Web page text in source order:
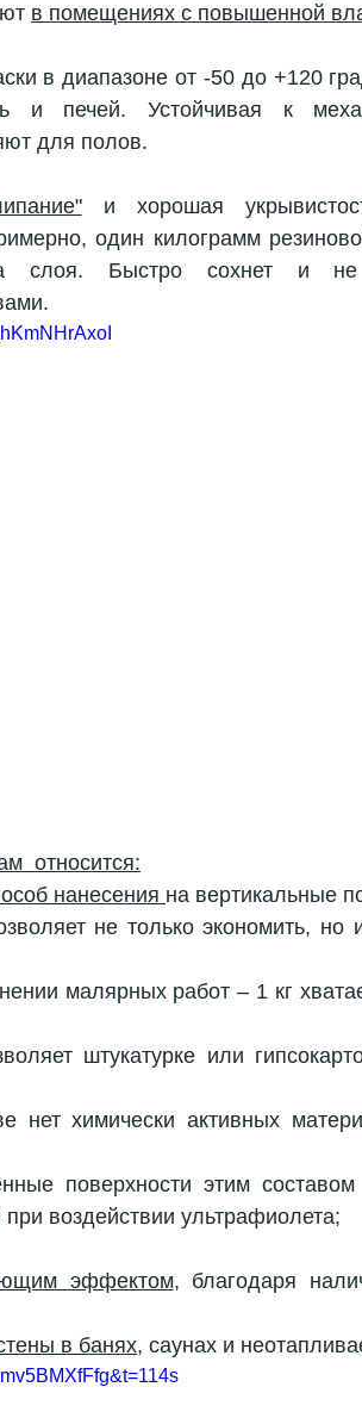
в помещениях с повышенной
в диапазоне от -50 до +120
и печей. Устойчивая к
для полов.
и хорошая
один килограмм
слоя. Быстро сохнет и не
относится:
нанесения на вертикальные
не только экономить, но
малярных работ – 1 кг
штукатурке или
нет химически активных
поверхности этим
воздействии ультрафиолета;
эффектом, благодаря
в банях, саунах и